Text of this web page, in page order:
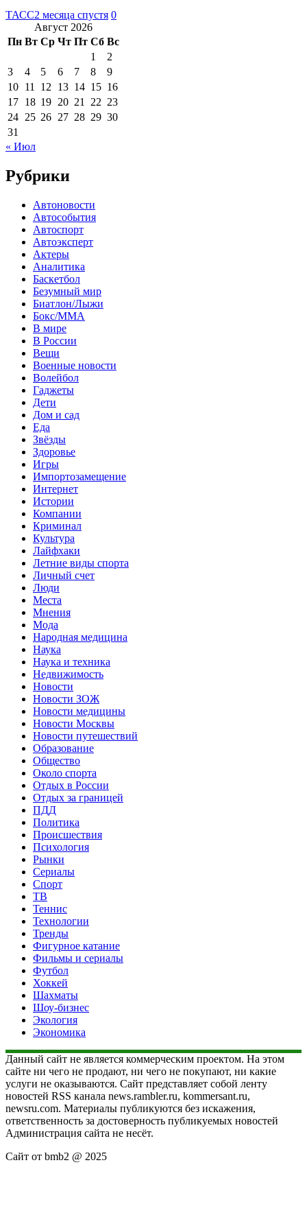
ТАСС2 месяца спустя 0
Август 2026
Пн Вт Ср Чт Пт Сб Вс
1
2
3
4 5 6 7 8
9
10 11 12 13 14 15 16
17 18 19 20 21 22 23
24 25 26 27 28 29 30
31
« Июл
Рубрики
Автоновости
Автособытия
Автоспорт
Автоэксперт
Актеры
Аналитика
Баскетбол
Безумный мир
Биатлон/Лыжи
Бокс/MMA
В мире
В России
Вещи
Военные новости
Волейбол
Гаджеты
Дети
Дом и сад
Еда
Звёзды
Здоровье
Игры
Импортозамещение
Интернет
Истории
Компании
Криминал
Культура
Лайфхаки
Летние виды спорта
Личный счет
Люди
Места
Мнения
Мода
Народная медицина
Наука
Наука и техника
Недвижимость
Новости
Новости ЗОЖ
Новости медицины
Новости Москвы
Новости путешествий
Образование
Общество
Около спорта
Отдых в России
Отдых за границей
ПДД
Политика
Происшествия
Психология
Рынки
Сериалы
Спорт
ТВ
Теннис
Технологии
Тренды
Фигурное катание
Фильмы и сериалы
Футбол
Хоккей
Шахматы
Шоу-бизнес
Экология
Экономика
Данный сайт не является коммерческим проектом. На этом
сайте ни чего не продают, ни чего не покупают, ни какие
услуги не оказываются. Сайт представляет собой ленту
новостей RSS канала news.rambler.ru, kommersant.ru,
newsru.com. Материалы публикуются без искажения,
ответственность за достоверность публикуемых новостей
Администрация сайта не несёт.
Сайт от bmb2 @ 2025